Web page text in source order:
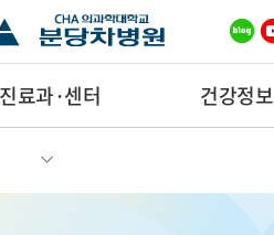
진료과·센터 건강정보